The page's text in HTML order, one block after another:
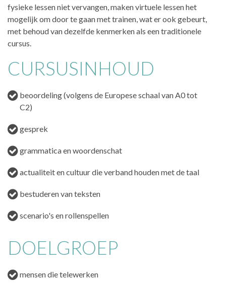
fysieke lessen niet vervangen, maken virtuele lessen het
mogelijk om door te gaan met trainen, wat er ook gebeurt,
met behoud van dezelfde kenmerken als een traditionele
cursus.
CURSUSINHOUD
beoordeling (volgens de Europese schaal van A0 tot
C2)
gesprek
grammatica en woordenschat
actualiteit en cultuur die verband houden met de taal
bestuderen van teksten
scenario's en rollenspellen
DOELGROEP
mensen die telewerken